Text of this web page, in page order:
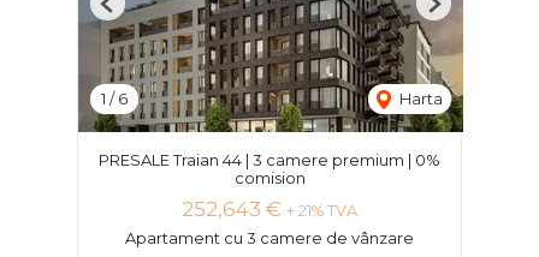
1 /6 Harta
Previous Next
PRESALE Traian 44 | 3 camere premium | 0%
comision
252,643 € + 21% TVA
Apartament cu 3 camere de vânzare